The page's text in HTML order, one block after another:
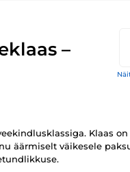
–
Klaas
äärmiselt väikesele